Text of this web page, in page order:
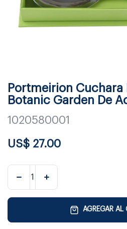
Portmeirion Cuchara
Botanic Garden De
1020580001
US$ 27.00
AGREGAR AL